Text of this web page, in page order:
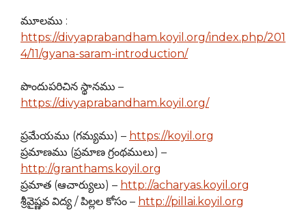
మూలము :
https://divyaprabandham.koyil.org/index.php/201
4/11/gyana-saram-introduction/
పొందుపరిచిన స్థానము –
https://divyaprabandham.koyil.org/
ప్రమేయము (గమ్యము) – https://koyil.org
ప్రమాణము (ప్రమాణ గ్రంథములు) –
http://granthams.koyil.org
ప్రమాత (ఆచార్యులు) – http://acharyas.koyil.org
శ్రీవైష్ణవ విద్య / పిల్లల కోసం – http://pillai.koyil.org